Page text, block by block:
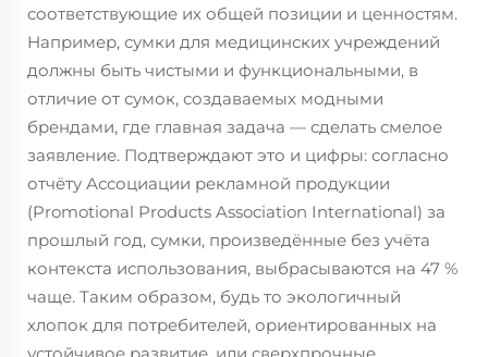
соответствующие их общей позиции и ценностям.
Например, сумки для медицинских учреждений
должны быть чистыми и функциональными, в
отличие от сумок, создаваемых модными
брендами, где главная задача — сделать смелое
заявление. Подтверждают это и цифры: согласно
отчёту Ассоциации рекламной продукции
(Promotional Products Association International) за
прошлый год, сумки, произведённые без учёта
контекста использования, выбрасываются на 47 %
чаще. Таким образом, будь то экологичный
хлопок для потребителей, ориентированных на
устойчивое развитие, или сверхпрочные